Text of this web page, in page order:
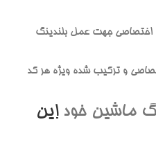
اختصاصي جهت عمل بلندينگ
و ترکيب شده ويژه هر کد
ماشين خوداين